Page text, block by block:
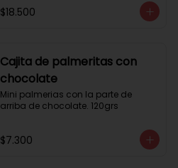
$18.500
Cajita de palmeritas con
chocolate
Mini palmerias con la parte de
arriba de chocolate. 120grs
$7.300